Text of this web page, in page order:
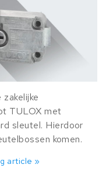
TULOX met
sleutel. Hierdoor
komen.
article »